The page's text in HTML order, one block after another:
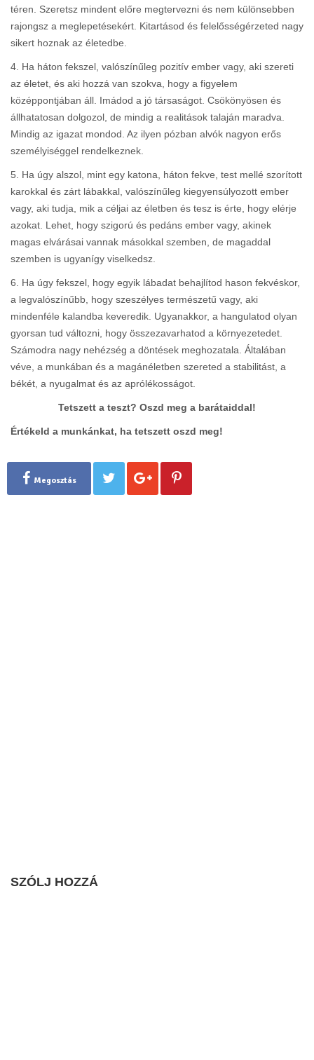
téren. Szeretsz mindent előre megtervezni és nem különsebben
rajongsz a meglepetésekért. Kitartásod és felelősségérzeted nagy
sikert hoznak az életedbe.
4. Ha háton fekszel, valószínűleg pozitív ember vagy, aki szereti
az életet, és aki hozzá van szokva, hogy a figyelem
középpontjában áll. Imádod a jó társaságot. Csökönyösen és
állhatatosan dolgozol, de mindig a realitások talaján maradva.
Mindig az igazat mondod. Az ilyen pózban alvók nagyon erős
személyiséggel rendelkeznek.
5. Ha úgy alszol, mint egy katona, háton fekve, test mellé szorított
karokkal és zárt lábakkal, valószínűleg kiegyensúlyozott ember
vagy, aki tudja, mik a céljai az életben és tesz is érte, hogy elérje
azokat. Lehet, hogy szigorú és pedáns ember vagy, akinek
magas elvárásai vannak másokkal szemben, de magaddal
szemben is ugyanígy viselkedsz.
6. Ha úgy fekszel, hogy egyik lábadat behajlítod hason fekvéskor,
a legvalószínűbb, hogy szeszélyes természetű vagy, aki
mindenféle kalandba keveredik. Ugyanakkor, a hangulatod olyan
gyorsan tud változni, hogy összezavarhatod a környezetedet.
Számodra nagy nehézség a döntések meghozatala. Általában
véve, a munkában és a magánéletben szereted a stabilitást, a
békét, a nyugalmat és az aprólékosságot.
Tetszett a teszt? Oszd meg a barátaiddal!
Értékeld a munkánkat, ha tetszett oszd meg!
Megosztás
SZÓLJ HOZZÁ